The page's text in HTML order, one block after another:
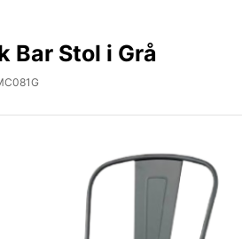
Bar Stol i Grå